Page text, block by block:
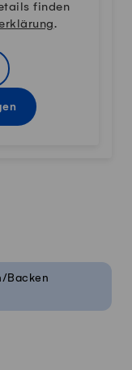
finden
.
Backen